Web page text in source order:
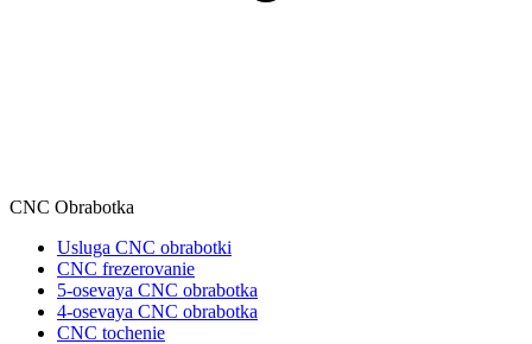
CNC Obrabotka
Usluga CNC obrabotki
CNC frezerovanie
5-osevaya CNC obrabotka
4-osevaya CNC obrabotka
CNC tochenie